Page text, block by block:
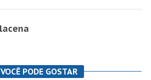
VOCÊ PODE GOSTAR